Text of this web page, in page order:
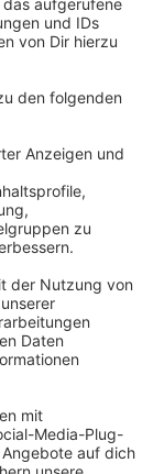
September
die kleinen
Es sieht
auf Sitze
fallen leichter
Sitzen.
werden
finden
NRW-
zum